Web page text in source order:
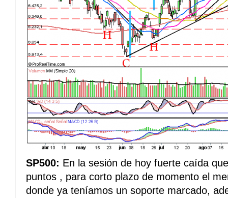
SP500: En la sesión de hoy fuerte caída
puntos , para corto plazo de momento el
donde ya teníamos un soporte marcado,